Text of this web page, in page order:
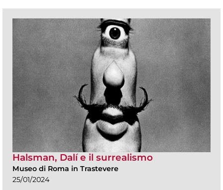
Halsman, Dalí e il surrealismo
Museo di Roma in Trastevere
25/01/2024